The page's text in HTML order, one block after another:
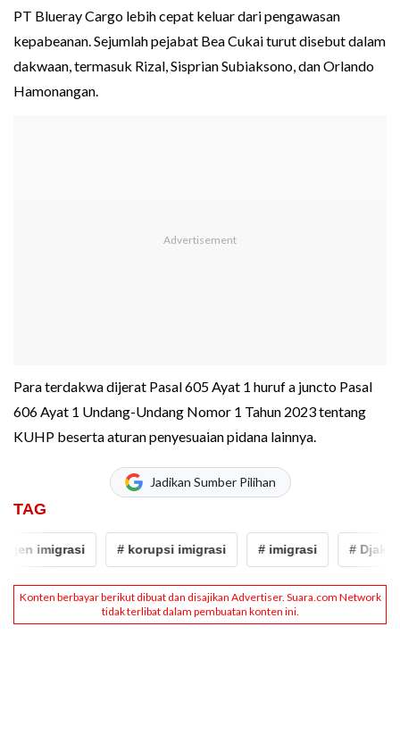
PT Blueray Cargo lebih cepat keluar dari pengawasan
kepabeanan. Sejumlah pejabat Bea Cukai turut disebut dalam
dakwaan, termasuk Rizal, Sisprian Subiaksono, dan Orlando
Hamonangan.
Para terdakwa dijerat Pasal 605 Ayat 1 huruf a juncto Pasal
606 Ayat 1 Undang-Undang Nomor 1 Tahun 2023 tentang
KUHP beserta aturan penyesuaian pidana lainnya.
Jadikan Sumber Pilihan
TAG
imigrasi # korupsi imigrasi # imigrasi # Djaka